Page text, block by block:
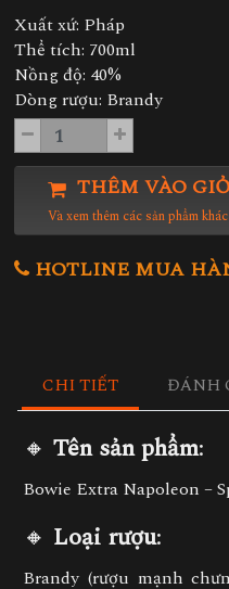
Xuất xứ: Pháp
Thể tích: 700ml
Nồng độ: 40%
Dòng rượu: Brandy
THÊM VÀO
Và xem thêm các sản phẩm khác
HOTLINE MUA
CHI TIẾT ĐÁNH
🔸 Tên sản phẩm:
Bowie Extra Napoleon –
🔸 Loại rượu:
Brandy (rượu mạnh